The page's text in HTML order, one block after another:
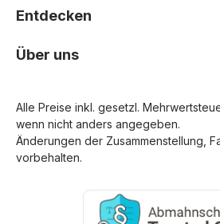
Entdecken
Über uns
Alle Preise inkl. gesetzl.
wenn nicht anders angegeben.
Änderungen der Zusammenstellung,
vorbehalten.